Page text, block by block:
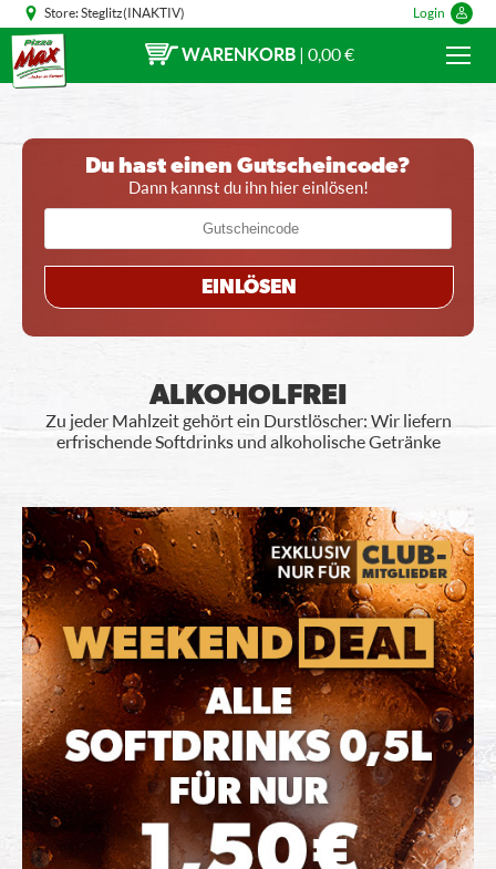
Store:Steglitz(INAKTIV) Login
WARENKORB | 0,00 €
Du hast einen Gutscheincode?
Dann kannst du ihn hier einlösen!
EINLÖSEN
ALKOHOLFREI
Zu jeder Mahlzeit gehört ein Durstlöscher: Wir liefern
erfrischende Softdrinks und alkoholische Getränke